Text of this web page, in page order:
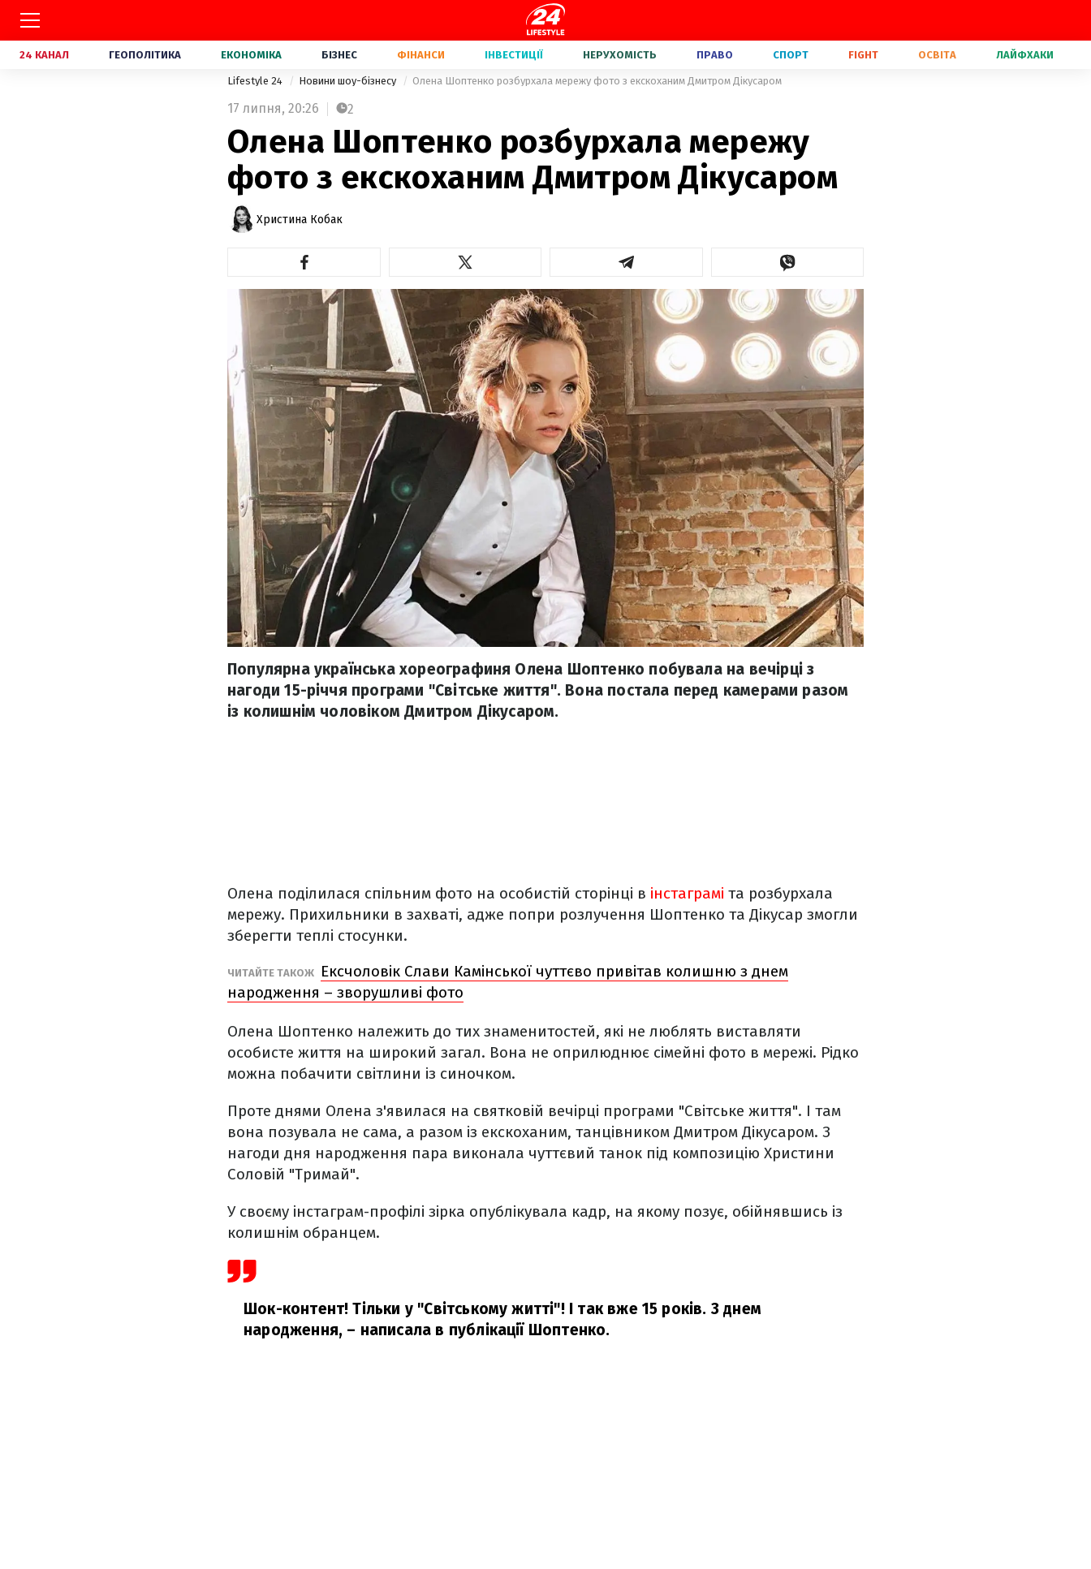
24 КАНАЛ ГЕОПОЛІТИКА ЕКОНОМІКА БІЗНЕС ФІНАНСИ ІНВЕСТИЦІЇ НЕРУХОМІСТЬ ПРАВО СПОРТ FIGHT ОСВІТА ЛАЙФХАКИ
Lifestyle 24 Новини шоу-бізнесу Олена Шоптенко розбурхала мережу фото з екскоханим Дмитром Дікусаром
17 липня, 20:26 2
Олена Шоптенко розбурхала мережу
фото з екскоханим Дмитром Дікусаром
Христина Кобак
Популярна українська хореографиня Олена Шоптенко побувала на вечірці з
нагоди 15-річчя програми "Світське життя". Вона постала перед камерами разом
із колишнім чоловіком Дмитром Дікусаром.
Олена поділилася спільним фото на особистій сторінці в інстаграмі та розбурхала
мережу. Прихильники в захваті, адже попри розлучення Шоптенко та Дікусар змогли
зберегти теплі стосунки.
ЧИТАЙТЕ ТАКОЖ
Ексчоловік Слави Камінської чуттєво привітав колишню з днем
народження – зворушливі фото
Олена Шоптенко належить до тих знаменитостей, які не люблять виставляти
особисте життя на широкий загал. Вона не оприлюднює сімейні фото в мережі. Рідко
можна побачити світлини із синочком.
Проте днями Олена з'явилася на святковій вечірці програми "Світське життя". І там
вона позувала не сама, а разом із екскоханим, танцівником Дмитром Дікусаром. З
нагоди дня народження пара виконала чуттєвий танок під композицію Христини
Соловій "Тримай".
У своєму інстаграм-профілі зірка опублікувала кадр, на якому позує, обійнявшись із
колишнім обранцем.
Шок-контент! Тільки у "Світському житті"! І так вже 15 років. З днем
народження, – написала в публікації Шоптенко.